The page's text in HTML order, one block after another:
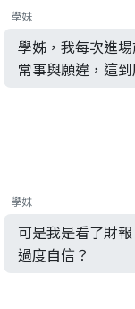
學妹
學姊，我每次進
常事與願違，這
學妹
可是我是看了財
過度自信？